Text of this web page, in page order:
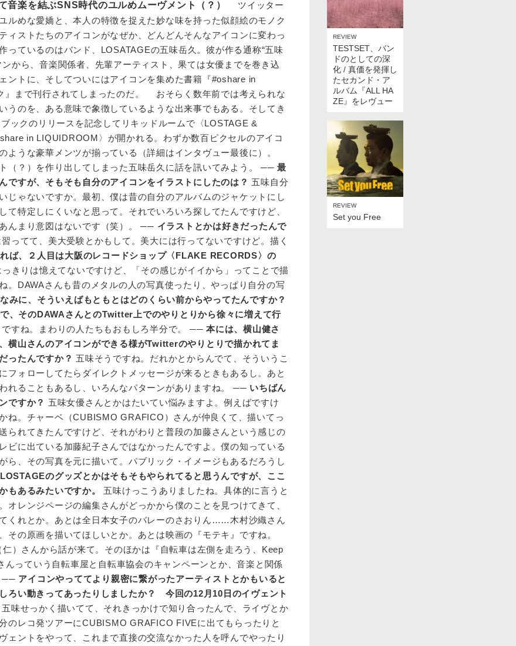
楽を結ぶSNS時代のユルめムーヴメント（？）
ツイッター
ルめな愛嬌と、本人の特徴を捉えた妙な味を持った似顔絵のモノク
ストたちのアイコンがなぜか、どんどんそんなアイコンに変わっ
っているのはバンド、LOSATAGEの五味岳久。彼が作る通称“五味
から、音楽関係者、先輩アーティスト、果ては女優までを巻き込
ントに、そしてついにはアイコンを集めた書籍『#oshare in
』まで刊行されてしまったのだ。 おそらく数年前では考えられな
うのを、ある意味で象徴しているような出来事でもある。そしてき
ックのリリースを記念してリキッドルームで〈LOSTAGE &
in LIQUIDROOM〉が開かれる。わずか数百ピクセルのアイコ
ような豪華メンツが揃っている（詳細はインタヴュー最後に）。
（？）を作り出してしまった五味岳久に話を訊いてみよう。 ──最
ですが、そもそも自分のアイコンをイラストにしたのは？ 五味自分
じゃないですか。最初、僕は昔の自分のアルバムのジャケットにし
て特定しにくいなと思って。それでいろいろ探してたんですけど、
んまり意図はないです（笑）。 ── イラストとかは好きだったんで
ってて、美大受験とかもして。美大には行ってないですけど。描く
ば、２人目は大阪のレコードショップ〈FLAKE RECORDS〉の
っきりは憶えてないですけど、「その感じがイイから」ってことで描
。DAWAさんも昔のメタルの人の写真使ったり、やっぱり自分の写
みに、そういえばもともとはどのくらい前からやってたんですか？
で、そのDAWAさんとのTwitter上でのやりとりから徐々に増えて行
ですね。まわりの人たちもおもしろ半分で。 ── 本には、横山健さ
横山さんのアイコンができる様がTwitterのやりとりで描かれてま
ったんですか？ 五味そうですね。だれかとからんでて、そういうこ
フォローしてたらダイレクトメッセージが来るときもあるし。あと
れることもあるし、いろんなパターンがありますね。 ── いちばん
ですか？ 五味女優さんとかはたいてい悩みますよ。例えばですけ
ね。チャーベ（CUBISMO GRAFICO）さんが仲良くて、描いてっ
られてきたんですけど、それがわりと普段の加藤さんという感じの
ビに出ている加藤紀子さんではなかったんですよ。僕の知っている
ら、その写真を元に描いて。パブリック・イメージもあるだろうし
LOSTAGEのグッズとかはそもそもやられてると思うんですが、ここ
もあるみたいですか。
五味けっこうありましたね。具体的に言うと
オレンジページの編集さんがどっかから僕のことを見つけてきて、
くれとか。あとは全日本女子のバレーのさおりん……木村沙織さん
その原画を描いてほしいとか。あとは映画の『モテキ』ですね。
）さんから話が来て。そのほかは『自転車は左側を走ろう、Keep
んっていう自転車屋と自転車協会のキャンペーンとか、音楽と関係
── アイコンやっててより親密に繋がったアーティストとかもいると
ろい動きってあったりしましたか？ 今回の12月10日のイヴェント
五味せっかく描いてて、それきっかけで知り合ったんで、ライヴとか
のレコ発ツアーにCUBISMO GRAFICO FIVEに出てもらったりと
ントをやって、これまで直接の交流なかった人を呼んでやったり
REVIEW
TESTSET、バン
ドのとしての深
化 / 真価を発揮し
たセカンド・ア
ルバム『ALL HA
ZE』をレヴュー
REVIEW
Set you Free